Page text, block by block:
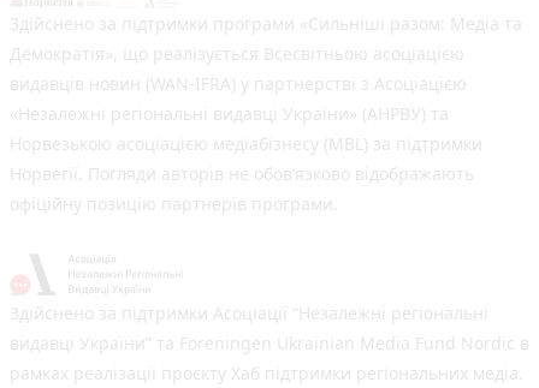
Здійснено за підтримки програми «Сильніші разом: Медіа та
Демократія», що реалізується Всесвітньою асоціацією
видавців новин (WAN-IFRA) у партнерстві з Асоціацією
«Незалежні регіональні видавці України» (АНРВУ) та
Норвезькою асоціацією медіабізнесу (MBL) за підтримки
Норвегії. Погляди авторів не обов’язково відображають
офіційну позицію партнерів програми.
Здійснено за підтримки Асоціації “Незалежні регіональні
видавці України” та Foreningen Ukrainian Media Fund Nordic в
рамках реалізації проєкту Хаб підтримки регіональних медіа.